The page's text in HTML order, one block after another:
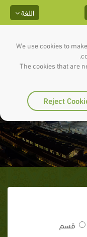
We use cookies to
The cookies that are
Reject
اللغة
قسم